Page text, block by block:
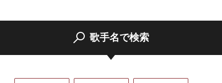
歌手名で検索